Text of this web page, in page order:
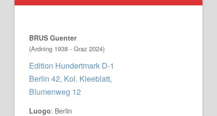
BRUS Guenter
(Ardning 1938 - Graz 2024)
Edition Hundertmark D-1
Berlin 42, Kol. Kleeblatt,
Blumenweg 12
Luogo: Berlin